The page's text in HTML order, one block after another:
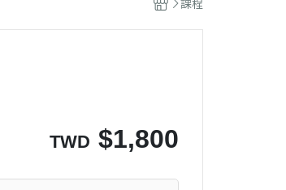
課程
TWD $1,800